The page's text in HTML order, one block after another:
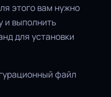
этого вам нужно
и выполнить
для установки
файл